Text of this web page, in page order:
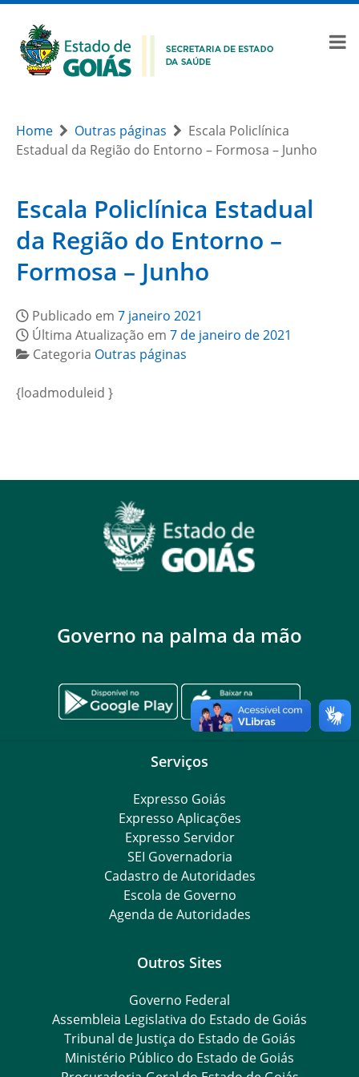
Home Outras páginas
Escala Policlínica
Estadual da Região do Entorno – Formosa – Junho
Escala Policlínica Estadual
da Região do Entorno –
Formosa – Junho
Publicado em 7 janeiro 2021
Última Atualização em 7 de janeiro de 2021
Categoria Outras páginas
{loadmoduleid }
Governo na palma da mão
Serviços
Expresso Goiás
Expresso Aplicações
Expresso Servidor
SEI Governadoria
Cadastro de Autoridades
Escola de Governo
Agenda de Autoridades
Outros Sites
Governo Federal
Assembleia Legislativa do Estado de Goiás
Tribunal de Justiça do Estado de Goiás
Ministério Público do Estado de Goiás